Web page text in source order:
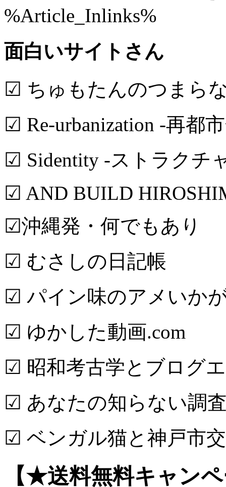
%Article_Inlinks%
面白いサイトさん
☑ ちゅもたんのつまら
☑ Re-urbanization -再都
☑ Sidentity -ストラクチ
☑ AND BUILD
☑沖縄発・何でもあり
☑ むさしの日記帳
☑ パイン味のアメいか
☑ ゆかした動画.com
☑ 昭和考古学とブログ
☑ あなたの知らない調
☑ ベンガル猫と神戸市
【★送料無料キャン